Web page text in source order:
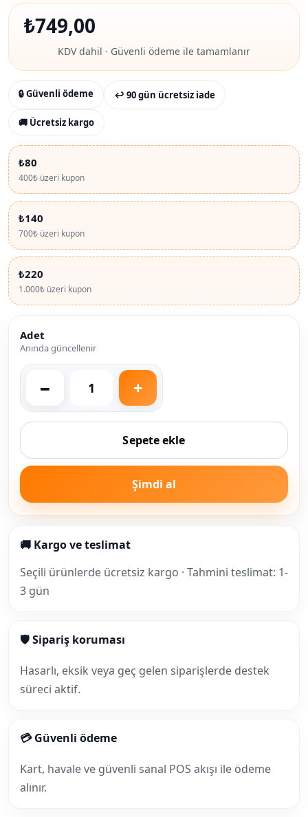
₺749,00
KDV dahil · Güvenli ödeme ile tamamlanır
🔒 Güvenli ödeme ↩ 90 gün ücretsiz iade
🚚 Ücretsiz kargo
₺80
400₺ üzeri kupon
₺140
700₺ üzeri kupon
₺220
1.000₺ üzeri kupon
Adet
Anında güncellenir
Sepete ekle
Şimdi al
🚚 Kargo ve teslimat
Seçili ürünlerde ücretsiz kargo · Tahmini teslimat: 1-
3 gün
🛡 Sipariş koruması
Hasarlı, eksik veya geç gelen siparişlerde destek
süreci aktif.
💳 Güvenli ödeme
Kart, havale ve güvenli sanal POS akışı ile ödeme
alınır.